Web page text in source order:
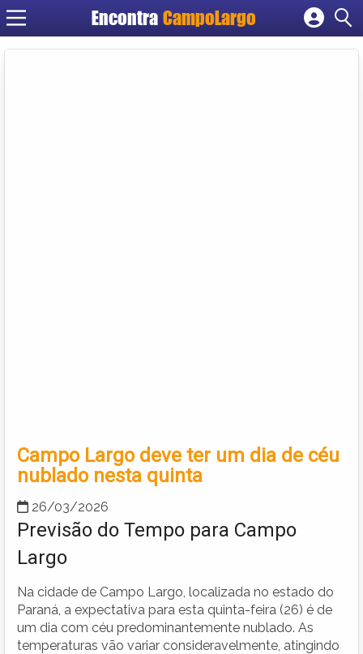
Encontra CampoLargo
Cadastrar empresa
Campo Largo deve ter um dia de céu
nublado nesta quinta
26/03/2026
Previsão do Tempo para Campo
Largo
Na cidade de Campo Largo, localizada no estado do
Paraná, a expectativa para esta quinta-feira (26) é de
um dia com céu predominantemente nublado. As
temperaturas vão variar consideravelmente, atingindo